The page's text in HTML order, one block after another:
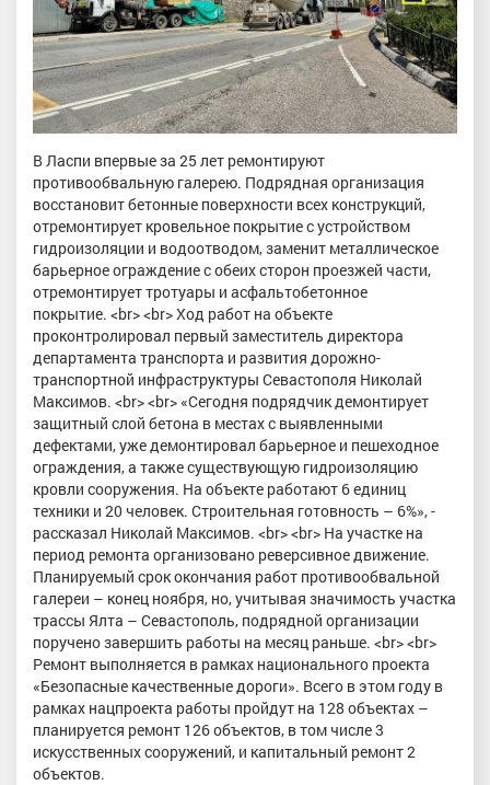
В Ласпи впервые за 25 лет ремонтируют
противообвальную галерею. Подрядная организация
восстановит бетонные поверхности всех конструкций,
отремонтирует кровельное покрытие с устройством
гидроизоляции и водоотводом, заменит металлическое
барьерное ограждение с обеих сторон проезжей части,
отремонтирует тротуары и асфальтобетонное
покрытие. <br> <br> Ход работ на объекте
проконтролировал первый заместитель директора
департамента транспорта и развития дорожно-
транспортной инфраструктуры Севастополя Николай
Максимов. <br> <br> «Сегодня подрядчик демонтирует
защитный слой бетона в местах с выявленными
дефектами, уже демонтировал барьерное и пешеходное
ограждения, а также существующую гидроизоляцию
кровли сооружения. На объекте работают 6 единиц
техники и 20 человек. Строительная готовность – 6%», -
рассказал Николай Максимов. <br> <br> На участке на
период ремонта организовано реверсивное движение.
Планируемый срок окончания работ противообвальной
галереи – конец ноября, но, учитывая значимость участка
трассы Ялта – Севастополь, подрядной организации
поручено завершить работы на месяц раньше. <br> <br>
Ремонт выполняется в рамках национального проекта
«Безопасные качественные дороги». Всего в этом году в
рамках нацпроекта работы пройдут на 128 объектах –
планируется ремонт 126 объектов, в том числе 3
искусственных сооружений, и капитальный ремонт 2
объектов.